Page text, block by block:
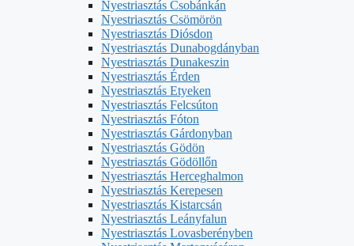
Nyestriasztás Csobánkán
Nyestriasztás Csömörön
Nyestriasztás Diósdon
Nyestriasztás Dunabogdányban
Nyestriasztás Dunakeszin
Nyestriasztás Érden
Nyestriasztás Etyeken
Nyestriasztás Felcsúton
Nyestriasztás Fóton
Nyestriasztás Gárdonyban
Nyestriasztás Gödön
Nyestriasztás Gödöllőn
Nyestriasztás Herceghalmon
Nyestriasztás Kerepesen
Nyestriasztás Kistarcsán
Nyestriasztás Leányfalun
Nyestriasztás Lovasberényben